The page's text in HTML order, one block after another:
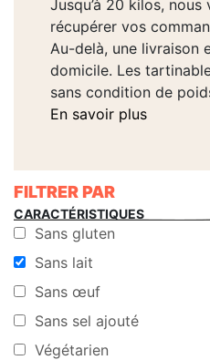
Jusqu’à 20 kilos,
récupérer vos
Au-delà, une livraison
domicile. Les
sans condition de
En savoir plus
FILTRER PAR
CARACTÉRISTIQUES
Sans gluten
Sans lait
Sans œuf
Sans sel ajouté
Végétarien